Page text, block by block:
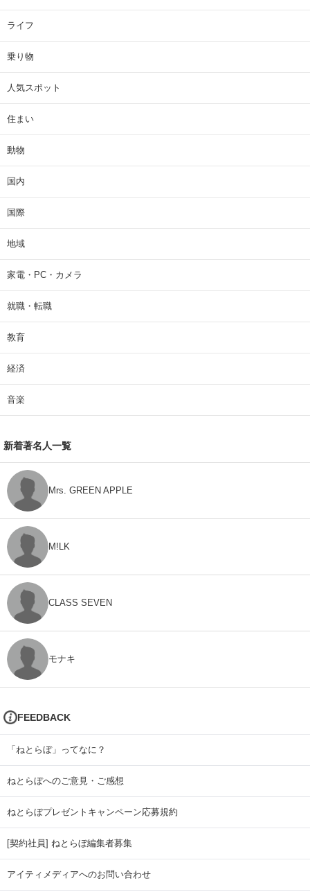
ライフ
乗り物
人気スポット
住まい
動物
国内
国際
地域
家電・PC・カメラ
就職・転職
教育
経済
音楽
新着著名人一覧
Mrs. GREEN APPLE
M!LK
CLASS SEVEN
モナキ
FEEDBACK
「ねとらぼ」ってなに？
ねとらぼへのご意見・ご感想
ねとらぼプレゼントキャンペーン応募規約
[契約社員] ねとらぼ編集者募集
アイティメディアへのお問い合わせ